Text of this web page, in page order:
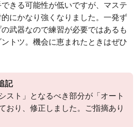
きる可能性が低いですが、マステ
にかなり強くなりました。一発ず
武器なので練習が必要ではあるも
トツ。機会に恵まれたときはぜひ
記
スト」となるべき部分が「オート
おり、修正しました。ご指摘あり